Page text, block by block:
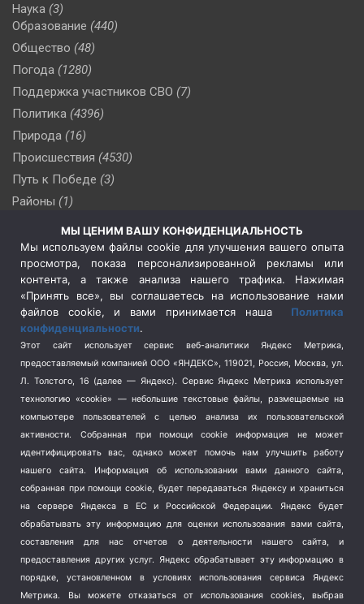
Наука (3)
Образование (440)
Общество (48)
Погода (1280)
Поддержка участников СВО (7)
Политика (4396)
Природа (16)
Происшествия (4530)
Путь к Победе (3)
Районы (1)
(510)
Сельское хозяйство (3)
Социальная политика
(3)
Спецоперация в Украине
Спецоперация на Украине
(404)
Спорт (740)
Терроризм (1)
Транспорт (262)
Туризм (178)
Флот (76)
Школа и спорт (2)
Экология (8)
Экономика (1172)
МЫ ЦЕНИМ ВАШУ КОНФИДЕНЦИАЛЬНОСТЬ
Мы используем файлы cookie для улучшения вашего опыта
просмотра, показа персонализированной рекламы или
контента, а также анализа нашего трафика. Нажимая
«Принять все», вы соглашаетесь на использование нами
файлов cookie, и вами принимается наша Политика
конфиденциальности.
Этот сайт использует сервис веб-аналитики Яндекс Метрика,
предоставляемый компанией ООО «ЯНДЕКС», 119021, Россия, Москва, ул.
Л. Толстого, 16 (далее — Яндекс). Сервис Яндекс Метрика использует
технологию «cookie» — небольшие текстовые файлы, размещаемые на
компьютере пользователей с целью анализа их пользовательской
активности.
Собранная при помощи cookie информация не может
идентифицировать вас, однако может помочь нам улучшить работу
нашего сайта. Информация об использовании вами данного сайта,
собранная при помощи cookie, будет передаваться Яндексу и храниться
на сервере Яндекса в ЕС и Российской Федерации. Яндекс будет
обрабатывать эту информацию для оценки использования вами сайта,
составления для нас отчетов о деятельности нашего сайта, и
предоставления других услуг. Яндекс обрабатывает эту информацию в
порядке, установленном в условиях использования сервиса Яндекс
Метрика.
Вы можете отказаться от использования cookies, выбрав